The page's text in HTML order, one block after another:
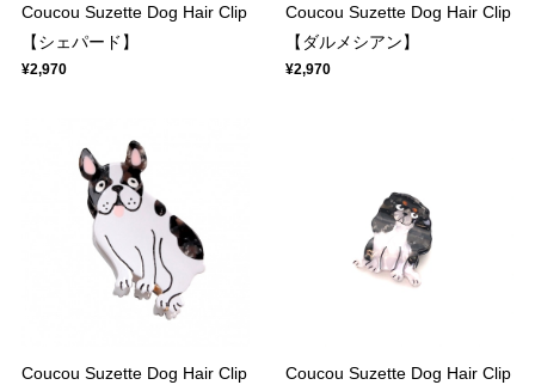
Coucou Suzette Dog Hair Clip
【シェパード】
¥2,970
Coucou Suzette Dog Hair Clip
【ダルメシアン】
¥2,970
Coucou Suzette Dog Hair Clip
Coucou Suzette Dog Hair Clip